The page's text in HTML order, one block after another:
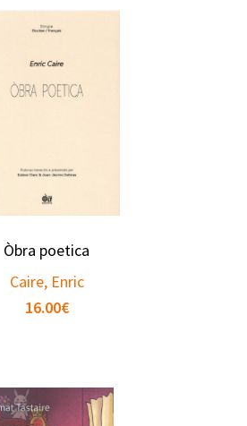
Òbra poetica
Caire, Enric
16.00€